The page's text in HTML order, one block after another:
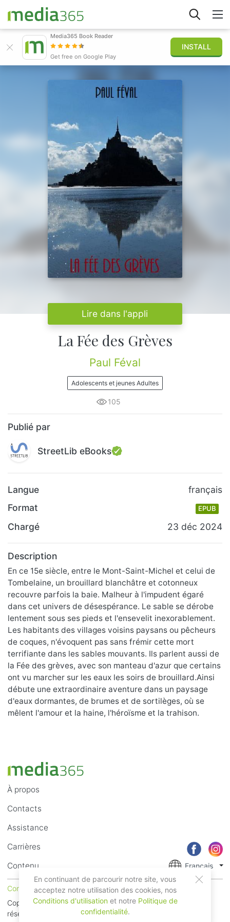
Connexion
Media365 Book Reader
Get free on Google Play
INSTALL
Lire dans l'appli
La Fée des Grèves
Paul Féval
Adolescents et jeunes Adultes
105
Publié par
StreetLib eBooks
Langue
français
Format
EPUB
Chargé 23 déc 2024
Description
En ce 15e siècle, entre le Mont-Saint-Michel et celui de
Tombelaine, un brouillard blanchâtre et cotonneux
recouvre parfois la baie. Malheur à l'impudent égaré
dans cet univers de désespérance. Le sable se dérobe
lentement sous ses pieds et l'ensevelit inexorablement.
Les habitants des villages voisins paysans ou pêcheurs
de coques, n'évoquent pas sans frémir cette mort
terrifiante dans les sables mouvants. Ils parlent aussi de
la Fée des grèves, avec son manteau d'azur que certains
ont vu marcher sur les eaux les soirs de brouillard.Ainsi
débute une extraordinaire aventure dans un paysage
d'eaux dormantes, de brumes et de sortilèges, où se
mêlent l'amour et la haine, l'héroïsme et la trahison.
À propos
Contacts
Assistance
Carrières
Contenu
Français
Conditions d'utilisation
Confidentialité
Copyright © 2018 - 2026 Mobile Systems Ltd. Tous droits
réservés.
En continuant de parcourir notre site, vous
acceptez notre utilisation des cookies, nos
Conditions d'utilisation et notre Politique de
confidentialité.